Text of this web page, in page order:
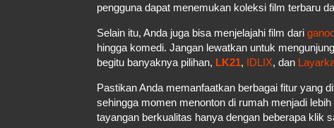
pengguna dapat menemukan koleksi film terbaru
Selain itu, Anda juga bisa menjelajahi film dari
hingga komedi. Jangan lewatkan untuk
begitu banyaknya pilihan, LK21, IDLIX, dan
Pastikan Anda memanfaatkan berbagai fitur yang
sehingga momen menonton di rumah menjadi
tayangan berkualitas hanya dengan beberapa klik